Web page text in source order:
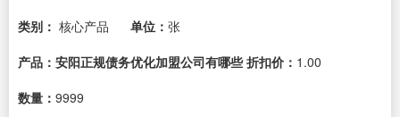
类别： 核心产品 单位： 张
产品：安阳正规债务优化加盟公司有哪些 折扣价： 1.00
数量： 9999